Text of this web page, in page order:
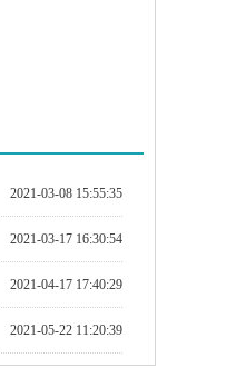
2021-03-08 15:55:35
2021-03-17 16:30:54
2021-04-17 17:40:29
2021-05-22 11:20:39